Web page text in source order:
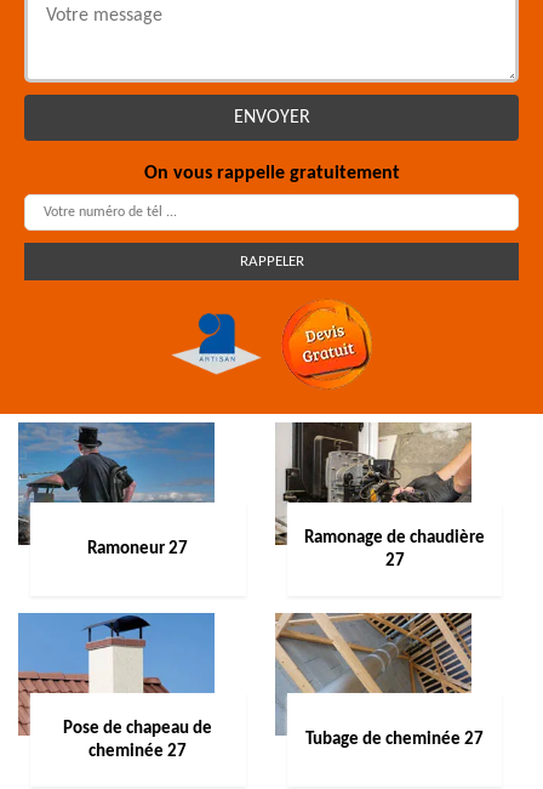
On vous rappelle gratuitement
Ramoneur 27
Ramonage de chaudière
27
Pose de chapeau de
cheminée 27
Tubage de cheminée 27